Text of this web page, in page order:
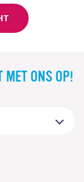
MET ONS OP!